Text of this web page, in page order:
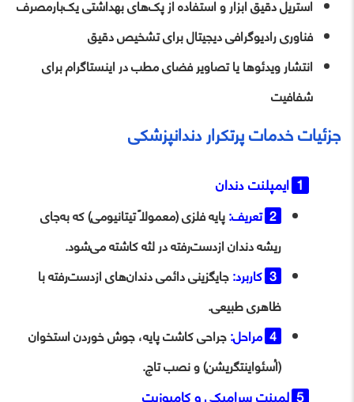
استریل دقیق ابزار و استفاده از پک‌های بهداشتی یک‌بارمصرف
فناوری رادیوگرافی دیجیتال برای تشخیص دقیق
انتشار ویدئوها یا تصاویر فضای مطب در اینستاگرام برای
شفافیت
جزئیات خدمات پرتکرار دندانپزشکی
ایمپلنت دندان
تعریف:پایه فلزی (معمولاً تیتانیومی) که به‌جای
ریشه دندان ازدست‌رفته در لثه کاشته می‌شود.
کاربرد:جایگزینی دائمی دندان‌های ازدست‌رفته با
ظاهری طبیعی.
مراحل:جراحی کاشت پایه، جوش خوردن استخوان
(اُسئواینتگریشن) و نصب تاج.